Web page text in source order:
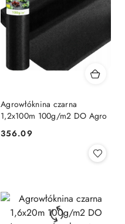
Agrowłóknina czarna
1,2x100m 100g/m2 DO Agro
Cena:
356.09